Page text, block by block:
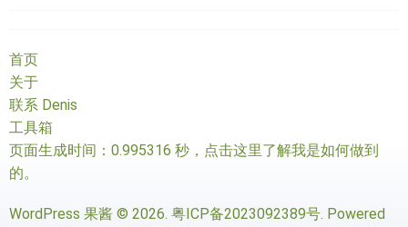
首页
关于
联系 Denis
工具箱
页面生成时间：0.995316 秒， 点击这里了解我是如何做到
的。
WordPress 果酱 © 2026. 粤ICP备2023092389号. Powered